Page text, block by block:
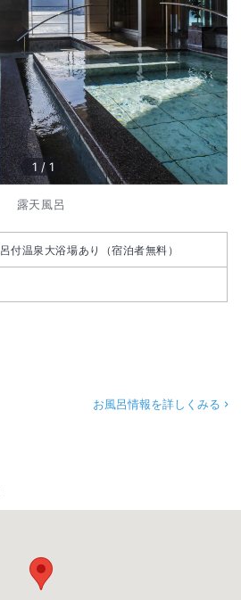
1 / 1
露天風呂
付温泉大浴場あり（宿泊者無料）
お風呂情報を詳しくみる